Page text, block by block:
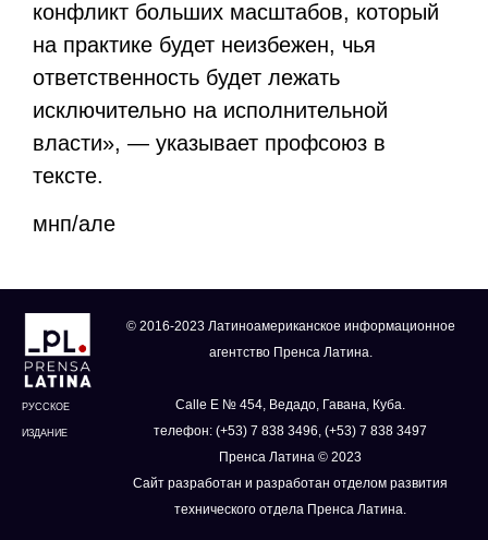
конфликт больших масштабов, который
на практике будет неизбежен, чья
ответственность будет лежать
исключительно на исполнительной
власти», — указывает профсоюз в
тексте.
мнп/але
РУССКОЕ
ИЗДАНИЕ
© 2016-2023 Латиноамериканское информационное
агентство Пренса Латина.
Calle E № 454, Ведадо, Гавана, Куба.
телефон: (+53) 7 838 3496, (+53) 7 838 3497
Пренса Латина © 2023
Сайт разработан и разработан отделом развития
технического отдела Пренса Латина.